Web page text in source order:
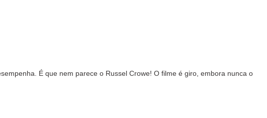
É que nem parece o Russel Crowe! O filme é giro, embora nunca o